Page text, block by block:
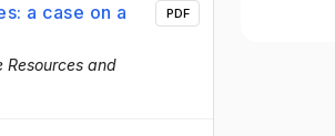
a case on a
Resources and
PDF